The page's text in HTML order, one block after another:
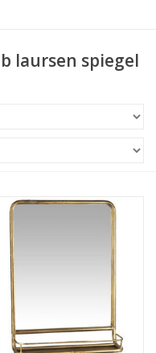
laursen spiegel